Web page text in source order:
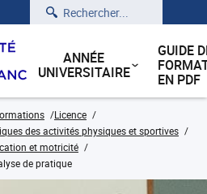
Rechercher
ANNÉE
UNIVERSITAIRE
GUIDE
EN PDF
Licence
des activités physiques et sportives
et motricité
de pratique